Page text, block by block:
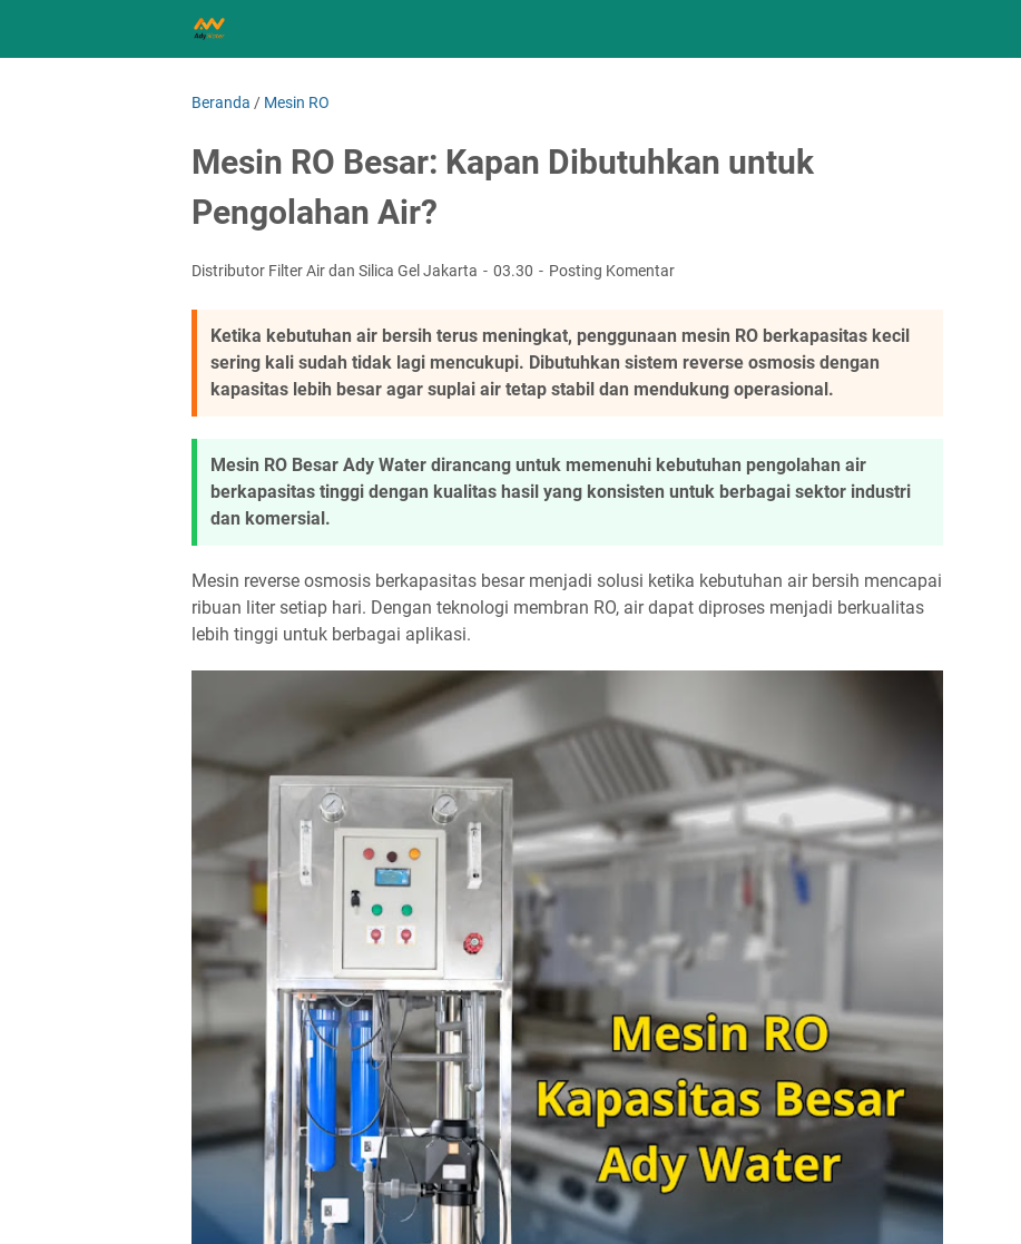
Beranda / Mesin RO
Mesin RO Besar: Kapan Dibutuhkan untuk
Pengolahan Air?
Distributor Filter Air dan Silica Gel Jakarta 03.30 Posting Komentar
Ketika kebutuhan air bersih terus meningkat, penggunaan mesin RO berkapasitas kecil
sering kali sudah tidak lagi mencukupi. Dibutuhkan sistem reverse osmosis dengan
kapasitas lebih besar agar suplai air tetap stabil dan mendukung operasional.
Mesin RO Besar Ady Water dirancang untuk memenuhi kebutuhan pengolahan air
berkapasitas tinggi dengan kualitas hasil yang konsisten untuk berbagai sektor industri
dan komersial.
Mesin reverse osmosis berkapasitas besar menjadi solusi ketika kebutuhan air bersih mencapai
ribuan liter setiap hari. Dengan teknologi membran RO, air dapat diproses menjadi berkualitas
lebih tinggi untuk berbagai aplikasi.